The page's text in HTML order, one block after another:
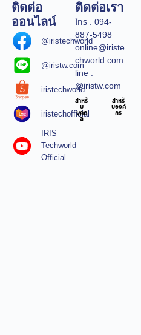
ติดต่อ
ออนไลน์
@iristechworld
@iristw.com
iristechworld
iristechofficial
IRIS
Techworld
Official
ติดต่อเรา
โทร : 094-
887-5498
online@iriste
chworld.com
line :
@iristw.com
สำหรั
บ
บุคค
ล
สำหรั
บองค์
กร